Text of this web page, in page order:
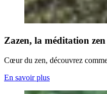
Zazen, la méditation zen
Cœur du zen, découvrez
En savoir plus